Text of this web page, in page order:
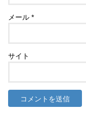
メール*
サイト